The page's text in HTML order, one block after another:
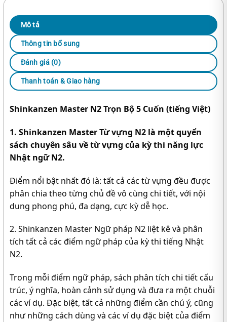
Mô tả
Thông tin bổ sung
Đánh giá (0)
Thanh toán & Giao hàng
Shinkanzen Master N2 Trọn Bộ 5 Cuốn (tiếng Việt)
1. Shinkanzen Master Từ vựng N2 là một quyển
sách chuyên sâu về từ vựng của kỳ thi năng lực
Nhật ngữ N2.
Điểm nổi bật nhất đó là: tất cả các từ vựng đều được
phân chia theo từng chủ đề vô cùng chi tiết, với nội
dung phong phú, đa dạng, cực kỳ dễ học.
2. Shinkanzen Master Ngữ pháp N2 liệt kê và phân
tích tất cả các điểm ngữ pháp của kỳ thi tiếng Nhật
N2.
Trong mỗi điểm ngữ pháp, sách phân tích chi tiết cấu
trúc, ý nghĩa, hoàn cảnh sử dụng và đưa ra một chuỗi
các ví dụ. Đặc biệt, tất cả những điểm cần chú ý, cũng
như những cách dùng và các ví dụ đặc biệt của điểm